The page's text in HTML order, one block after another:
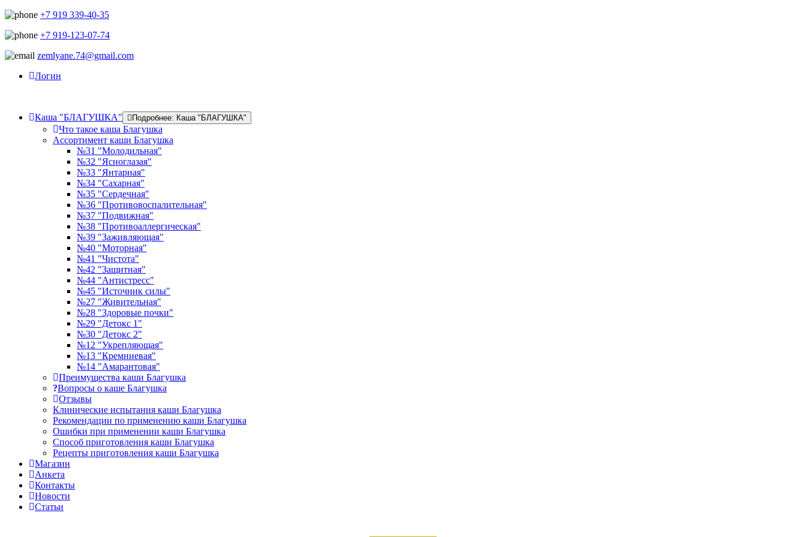
+7 919 339-40-35
+7 919-123-07-74
zemlyane.74@gmail.com
Логин
Каша "БЛАГУШКА" Подробнее: Каша "БЛАГУШКА"
Что такое каша Благушка
Ассортимент каши Благушка
№31 "Молодильная"
№32 "Ясноглазая"
№33 "Янтарная"
№34 "Сахарная"
№35 "Сердечная"
№36 "Противовоспалительная"
№37 "Подвижная"
№38 "Противоаллергическая"
№39 "Заживляющая"
№40 "Моторная"
№41 "Чистота"
№42 "Защитная"
№44 "Антистресс"
№45 "Источник силы"
№27 "Живительная"
№28 "Здоровые почки"
№29 "Детокс 1"
№30 "Детокс 2"
№12 "Укрепляющая"
№13 "Кремниевая"
№14 "Амарантовая"
Преимущества каши Благушка
Вопросы о каше Благушка
Отзывы
Клинические испытания каши Благушка
Рекомендации по применению каши Благушка
Ошибки при применении каши Благушка
Способ приготовления каши Благушка
Рецепты приготовления каши Благушка
Магазин
Анкета
Контакты
Новости
Статьи